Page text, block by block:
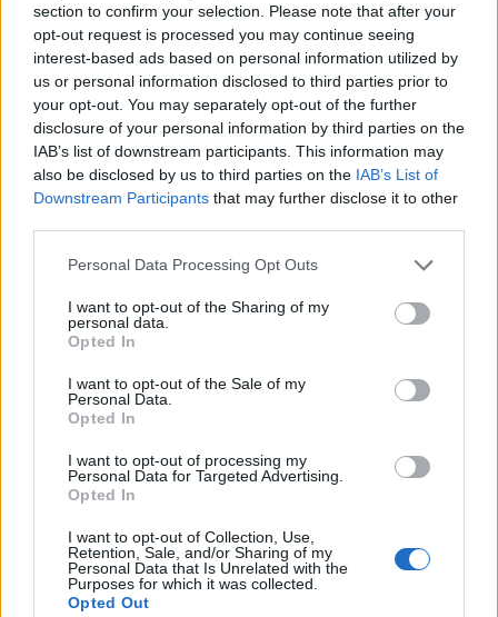
section to confirm your selection. Please note that after your
opt-out request is processed you may continue seeing
interest-based ads based on personal information utilized by
us or personal information disclosed to third parties prior to
your opt-out. You may separately opt-out of the further
disclosure of your personal information by third parties on the
IAB’s list of downstream participants. This information may
also be disclosed by us to third parties on the IAB’s List of
Downstream Participants that may further disclose it to other
Please note that this website/app uses one or more Google
not limited to your visit or usage behaviour. You may click to
grant or deny consent to Google and its third-party tags to
use your data for below specified purposes in below Google
consent section.
Personal Data Processing Opt Outs
I want to opt-out of the Sharing of my
personal data.
Opted In
I want to opt-out of the Sale of my
Personal Data.
Opted In
I want to opt-out of processing my
Personal Data for Targeted Advertising.
Opted In
I want to opt-out of Collection, Use,
Retention, Sale, and/or Sharing of my
Personal Data that Is Unrelated with the
Purposes for which it was collected.
Opted Out
el de sus animales están entrelazados. En un
entorno económico cambiante, esa perspectiva es
esencial para diseñar políticas, programas y
acciones que no dejen a nadie atrás. La historia de
POTH, impulsada por la idea inicial de
Yvonne
Hong, recuerda que la empatía práctica puede
multiplicarse y convertir un gesto en un
movimiento capaz de marcar la diferencia, plato a
Qué podemos aprender de este modelo
intervenciones centradas en necesidades básicas
son altamente efectivas. Al priorizar el
alimento, se reduce la ansiedad, se evitan
decisiones traumáticas y se da tiempo a las
enfoques similares en otras comunidades puede
aliviar la carga sobre sistemas de refugio y mejorar
la calidad de vida de miles de mascotas,